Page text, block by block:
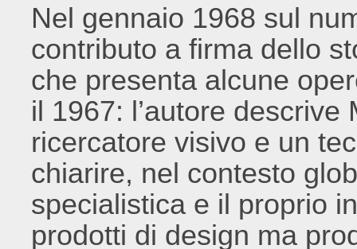
Nel gennaio 1968 sul
contributo a firma dello
che presenta alcune
il 1967: l’autore
ricercatore visivo e un
chiarire, nel contesto
specialistica e il proprio
prodotti di design ma